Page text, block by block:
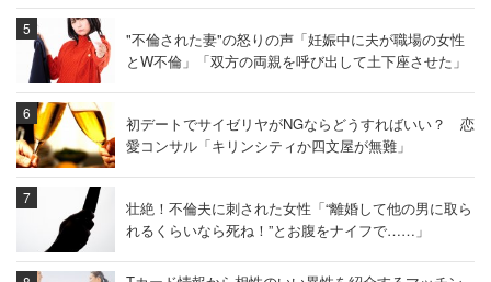
"不倫された妻"の怒りの声「妊娠中に夫が職場の女性
とW不倫」「双方の両親を呼び出して土下座させた」
初デートでサイゼリヤがNGならどうすればいい？ 恋
愛コンサル「キリンシティか四文屋が無難」
壮絶！不倫夫に刺された女性「“離婚して他の男に取ら
れるくらいなら死ね！”とお腹をナイフで……」